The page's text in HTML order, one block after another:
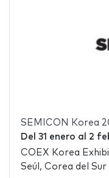
SEMICON Korea
Del 31 enero al 2
COEX Korea
Seúl, Corea del Sur